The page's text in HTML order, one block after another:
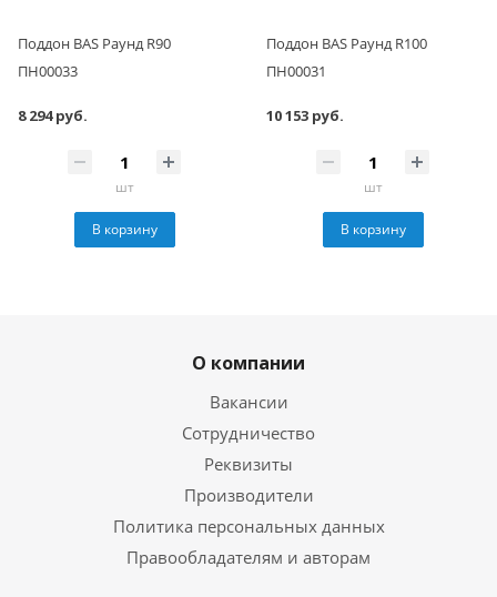
Поддон BAS Раунд R90
ПН00033
8 294 руб.
шт
В корзину
Поддон BAS Раунд R100
ПН00031
10 153 руб.
шт
В корзину
О компании
Вакансии
Сотрудничество
Реквизиты
Производители
Политика персональных данных
Правообладателям и авторам